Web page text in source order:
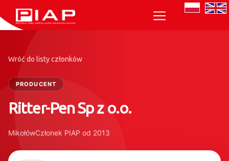
Wróć do listy członków
PRODUCENT
Ritter-Pen Sp z o.o.
MikołówCzłonek PIAP od 2013